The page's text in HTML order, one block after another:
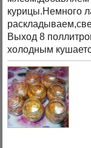
курицы.Немного
Выход 8
холодным